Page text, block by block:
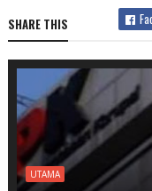
SHARE THIS
UTAMA